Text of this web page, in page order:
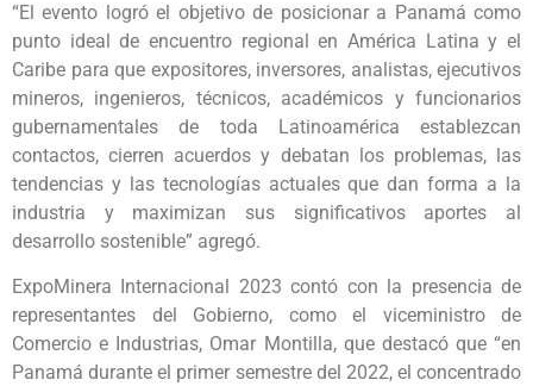
“El evento logró el objetivo de posicionar a Panamá como
punto ideal de encuentro regional en América Latina y el
Caribe para que expositores, inversores, analistas, ejecutivos
mineros, ingenieros, técnicos, académicos y funcionarios
gubernamentales de toda Latinoamérica establezcan
contactos, cierren acuerdos y debatan los problemas, las
tendencias y las tecnologías actuales que dan forma a la
industria y maximizan sus significativos aportes al
desarrollo sostenible” agregó.
ExpoMinera Internacional 2023 contó con la presencia de
representantes del Gobierno, como el viceministro de
Comercio e Industrias, Omar Montilla, que destacó que “en
Panamá durante el primer semestre del 2022, el concentrado